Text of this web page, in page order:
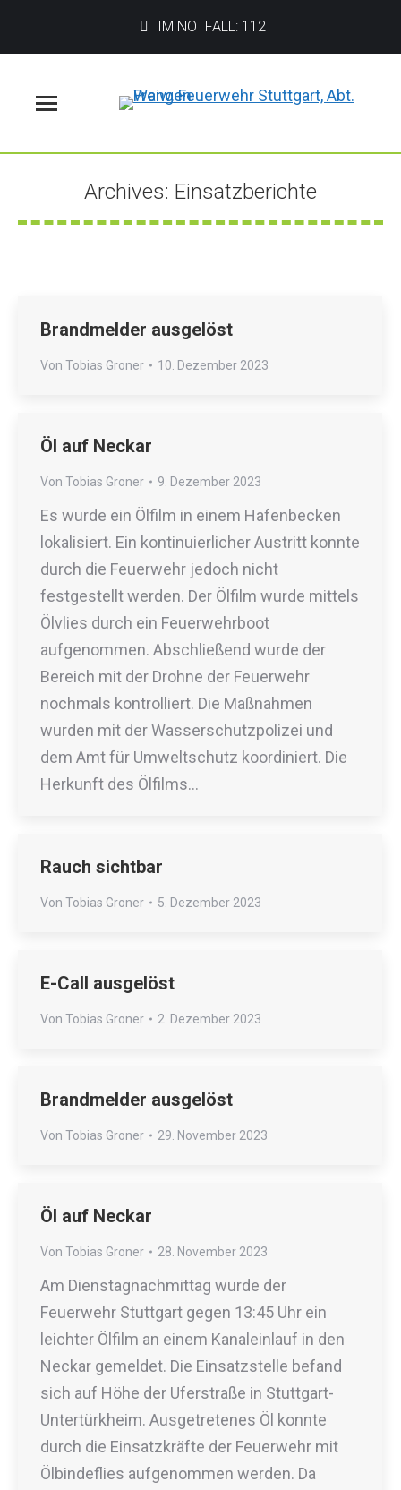
IM NOTFALL: 112
Archives: Einsatzberichte
Sie befinden sich hier:
Brandmelder ausgelöst
Von Tobias Groner 10. Dezember 2023
Öl auf Neckar
Von Tobias Groner 9. Dezember 2023
Es wurde ein Ölfilm in einem Hafenbecken
lokalisiert. Ein kontinuierlicher Austritt konnte
durch die Feuerwehr jedoch nicht
festgestellt werden. Der Ölfilm wurde mittels
Ölvlies durch ein Feuerwehrboot
aufgenommen. Abschließend wurde der
Bereich mit der Drohne der Feuerwehr
nochmals kontrolliert. Die Maßnahmen
wurden mit der Wasserschutzpolizei und
dem Amt für Umweltschutz koordiniert. Die
Herkunft des Ölfilms…
Rauch sichtbar
Von Tobias Groner 5. Dezember 2023
E-Call ausgelöst
Von Tobias Groner 2. Dezember 2023
Brandmelder ausgelöst
Von Tobias Groner 29. November 2023
Öl auf Neckar
Von Tobias Groner 28. November 2023
Am Dienstagnachmittag wurde der
Feuerwehr Stuttgart gegen 13:45 Uhr ein
leichter Ölfilm an einem Kanaleinlauf in den
Neckar gemeldet. Die Einsatzstelle befand
sich auf Höhe der Uferstraße in Stuttgart-
Untertürkheim. Ausgetretenes Öl konnte
durch die Einsatzkräfte der Feuerwehr mit
Ölbindeflies aufgenommen werden. Da